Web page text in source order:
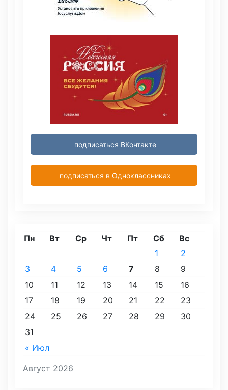
подписаться ВКонтакте
подписаться в Одноклассниках
Август 2026
Пн Вт Ср Чт Пт Сб Вс
« Июл
1
2
3
4 5 6 7 8
9
10
11 12 13 14 15
16
17
18 19 20 21 22
23
24
25 26 27 28 29
30
31